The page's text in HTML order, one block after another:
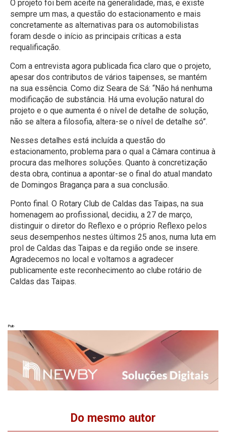
O projeto foi bem aceite na generalidade, mas, e existe
sempre um mas, a questão do estacionamento e mais
concretamente as alternativas para os automobilistas
foram desde o início as principais críticas a esta
requalificação.
Com a entrevista agora publicada fica claro que o projeto,
apesar dos contributos de vários taipenses, se mantém
na sua essência. Como diz Seara de Sá: “Não há nenhuma
modificação de substância. Há uma evolução natural do
projeto e o que aumenta é o nível de detalhe de solução,
não se altera a filosofia, altera-se o nível de detalhe só”.
Nesses detalhes está incluída a questão do
estacionamento, problema para o qual a Câmara continua à
procura das melhores soluções. Quanto à concretização
desta obra, continua a apontar-se o final do atual mandato
de Domingos Bragança para a sua conclusão.
Ponto final. O Rotary Club de Caldas das Taipas, na sua
homenagem ao profissional, decidiu, a 27 de março,
distinguir o diretor do Reflexo e o próprio Reflexo pelos
seus desempenhos nestes últimos 25 anos, numa luta em
prol de Caldas das Taipas e da região onde se insere.
Agradecemos no local e voltamos a agradecer
publicamente este reconhecimento ao clube rotário de
Caldas das Taipas.
Pub
Do mesmo autor